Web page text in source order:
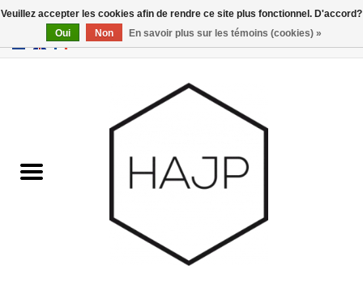
EUR/GBP 0 Articles - €0,00
Gadgets
Veuillez accepter les cookies afin de rendre ce site plus fonctionnel. D'accord?
Oui
Non En savoir plus sur les témoins (cookies) »